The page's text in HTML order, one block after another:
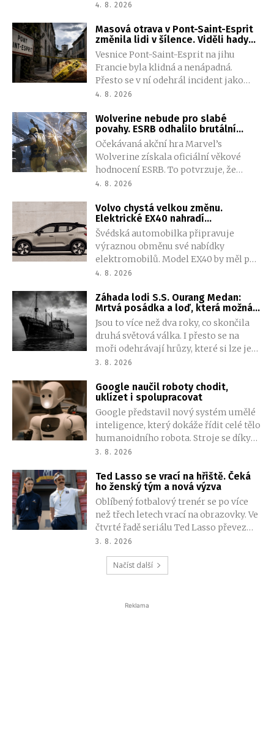
pomocí seismických vln, které se ve
materiálu. Metoda by mohla pomoci
při přípravě budoucích pilotovaných
misí.
4. 8. 2026
Masová otrava v Pont-Saint-Esprit
změnila lidi v šílence. Viděli hady
vylézající z břicha
Vesnice Pont-Saint-Esprit na jihu
Francie byla klidná a nenápadná.
Přesto se v ní odehrál incident jako
vystřižený z hororového filmu. Stovky
lidí zemřelo a desítky jich utrpěly
vážná zranění. Mnoho lidí skončilo ve
svěrací kazajce. Takzvaný „incident
s prokletým chlebem“ nikdy nebyl
spolehlivě vysvětlen.
4. 8. 2026
Wolverine nebude pro slabé
povahy. ESRB odhalilo brutální
násilí i nečekanou nahotu
Očekávaná akční hra Marvel’s
Wolverine získala oficiální věkové
hodnocení ESRB. To potvrzuje, že
studio Insomniac Games vsadilo na
mutanta. Hráče čeká brutální násilí,
krev, vulgarismy i několik scén s
částečnou nahotou.
4. 8. 2026
Volvo chystá velkou změnu.
Elektrické EX40 nahradí
prostornější a dostupnější SUV
Švédská automobilka připravuje
výraznou obměnu své nabídky
elektromobilů. Model EX40 by měl po
skončení výroby nahradit zcela nový
více prostoru, modernější techniku i
nižší cenu. Na trh má dorazit v roce
2027.
4. 8. 2026
Záhada lodi S.S. Ourang Medan:
Mrtvá posádka a loď, která možná
nikdy neexistovala
Jsou to více než dva roky, co skončila
druhá světová válka. I přesto se na
moři odehrávají hrůzy, které si lze jen
stěží představit. Plavidlo ve
pomoc neznámé lodi. Když záchrana
dorazila na místo, stala se svědkem
něčeho otřesného. Tak otřesného, že
mnozí pochybují, že k tomu vůbec
došlo.
3. 8. 2026
Google naučil roboty chodit,
uklízet i spolupracovat
Google představil nový systém umělé
inteligence, který dokáže řídit celé tělo
humanoidního robota. Stroje se díky
němu mohou pohybovat po místnosti,
spolupracovat při plnění složitějších
úkolů.
3. 8. 2026
Ted Lasso se vrací na hřiště. Čeká
ho ženský tým a nová výzva
Oblíbený fotbalový trenér se po více
než třech letech vrací na obrazovky. Ve
čtvrté řadě seriálu Ted Lasso převezme
ženský tým z druhé ligy a znovu se
3. 8. 2026
Načíst další
Reklama